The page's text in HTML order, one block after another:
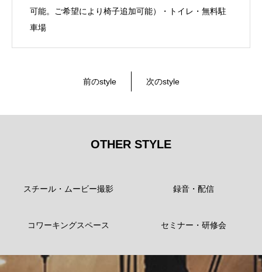
可能。ご希望により椅子追加可能）・トイレ・無料駐
車場
前のstyle 次のstyle
OTHER STYLE
スチール・ムービー撮影 録音・配信
コワーキングスペース セミナー・研修会